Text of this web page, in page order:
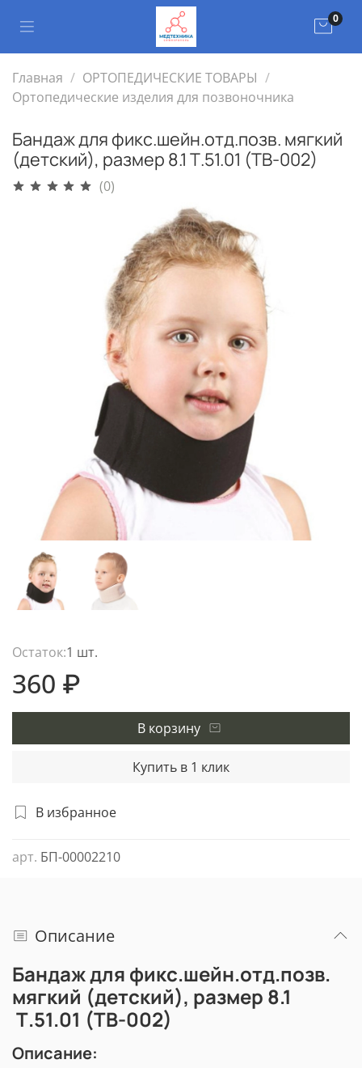
0
Главная
ОРТОПЕДИЧЕСКИЕ ТОВАРЫ
Ортопедические изделия для позвоночника
Бандаж для фикс.шейн.отд.позв. мягкий
(детский), размер 8.1 Т.51.01 (ТВ-002)
(0)
В избранное
арт. БП-00002210
Остаток:1 шт.
360 ₽
В корзину
Купить в 1 клик
Описание
Бандаж для фикс.шейн.отд.позв.
мягкий (детский), размер 8.1
Т.51.01 (ТВ-002)
Описание: